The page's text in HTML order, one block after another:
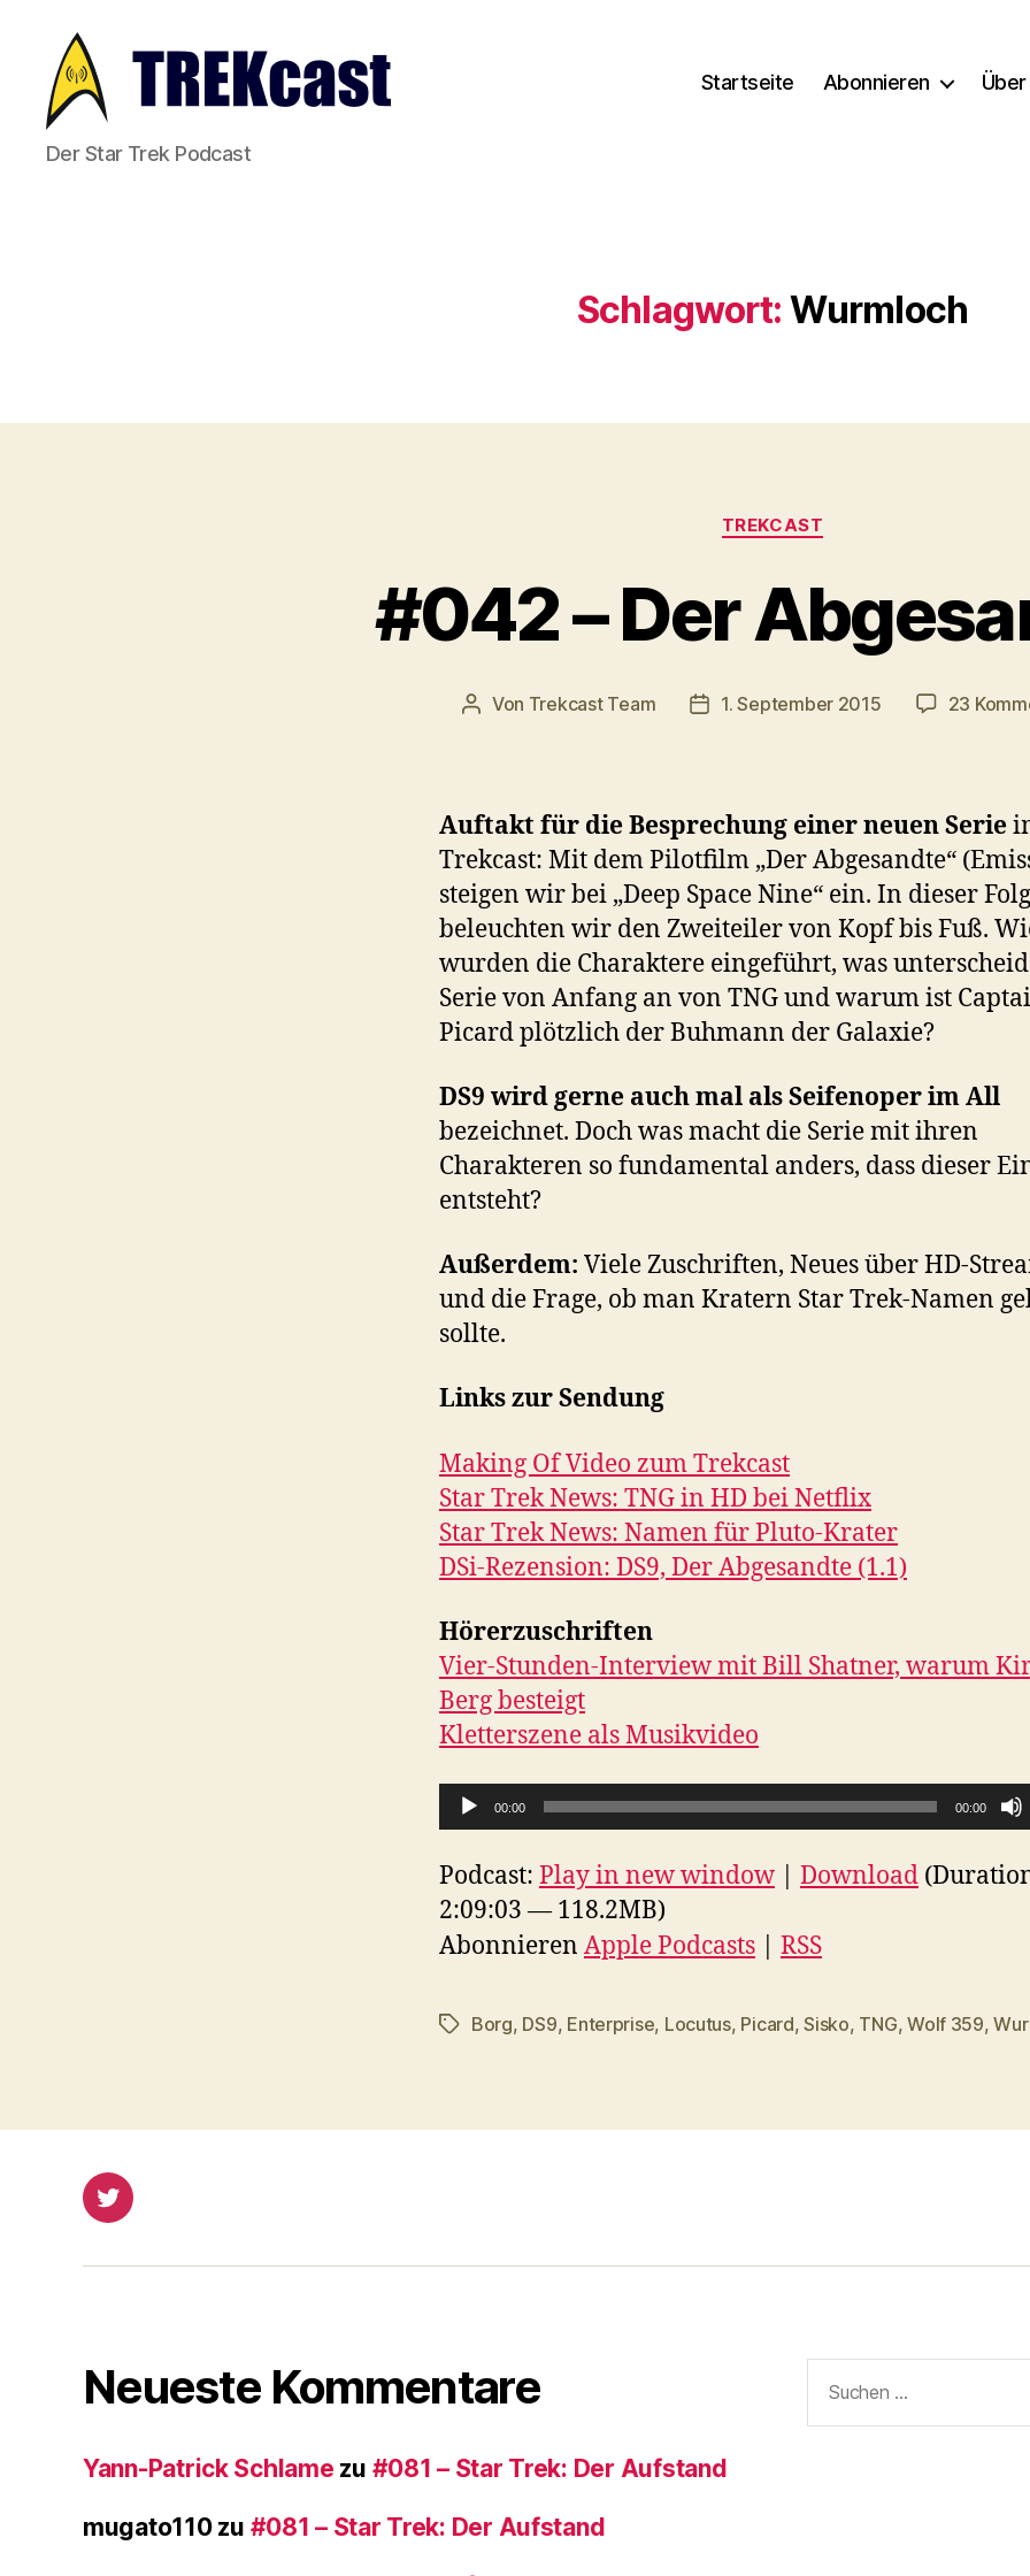
Trekcast
Der Star Trek Podcast
Startseite Abonnieren
Schlagwort: Wurmloch
Kategorien
TREKCAST
#042 – Der
Beitragsautor
Von Trekcast Team Veröffentlichungsdatum
1. September 2015 23
Auftakt für die Besprechung einer neuen Serie
Trekcast: Mit dem Pilotfilm „Der Abgesandte“
steigen wir bei „Deep Space Nine“ ein. In dieser
beleuchten wir den Zweiteiler von Kopf bis Fuß.
wurden die Charaktere eingeführt, was
Serie von Anfang an von TNG und warum ist
Picard plötzlich der Buhmann der Galaxie?
DS9 wird gerne auch mal als Seifenoper im All
bezeichnet. Doch was macht die Serie mit ihren
Charakteren so fundamental anders, dass dieser
entsteht?
Außerdem: Viele Zuschriften, Neues über HD-
und die Frage, ob man Kratern Star Trek-Namen
sollte.
Links zur Sendung
Making Of Video zum Trekcast
Star Trek News: TNG in HD bei Netflix
Star Trek News: Namen für Pluto-Krater
DSi-Rezension: DS9, Der Abgesandte (1.1)
Hörerzuschriften
Vier-Stunden-Interview mit Bill Shatner, warum
Berg besteigt
Kletterszene als Musikvideo
u
d
i
o
P
00:00 00:00
Podcast: Play in new window Download
2:09:03 — 118.2MB)
Abonnieren Apple Podcasts RSS
Schlagwörter
Borg, DS9, Enterprise, Locutus, Picard,Sisko, TNG,Wolf 359,
Twitter
Neueste Kommentare
Yann-Patrick Schlame zu #081 – Star Trek: Der Aufstand
mugato110zu #081 – Star Trek: Der Aufstand
nach: